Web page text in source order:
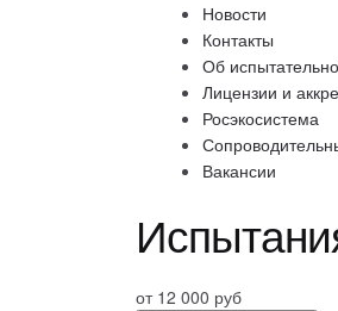
Новости
Контакты
Об
Лицензии и
Росэкосистема
Вакансии
от 12 000 руб